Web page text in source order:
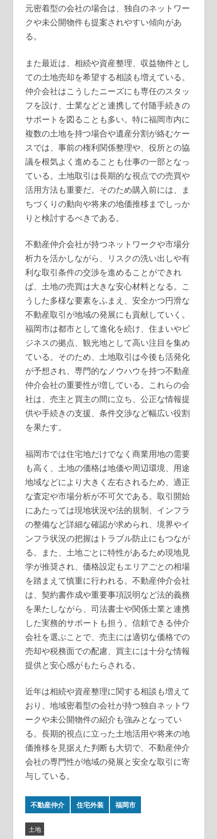
元密着型の会社の場合は、独自のネットワー
クや未公開物件も提案されやすい傾向があ
る。
また最近は、相続や資産整理、収益物件とし
ての土地売却を希望する相談も増えている。
仲介会社はこうしたニーズにも専任のスタッ
フを設け、士業などと連携して付随手続きの
サポートを図ることも多い。特に福岡市内に
複数の土地を持つ場合や遺産分割が絡むケー
スでは、事前の権利関係整理や、役所との協
議を根気よく進めることも仕事の一部となっ
ている。土地取引は長期的な視点での売買や
活用方法も重要だ。そのため購入前には、ま
ちづくりの動向や将来の地価推移までしっか
りと検討するべきである。
不動産仲介会社が持つネットワークや市場分
析力を活かしながら、リスクの洗い出しや有
利な取引条件の交渉を進めることができれ
ば、土地の売買は大きな安心材料となる。こ
うした多様な要素をふまえ、安全かつ円滑な
不動産取引が地域の発展にも貢献していく。
福岡市は都市として進化を続け、住まいやビ
ジネスの拠点、観光地として高い注目を集め
ている。そのため、土地取引は今後も活発化
が予想され、専門的なノウハウを持つ不動産
仲介会社の重要性が増している。これらの会
社は、売主と買主の間に立ち、公正な情報提
供や手続きの支援、条件交渉など幅広い役割
を果たす。
福岡市では住宅地だけでなく商業用地の需要
も高く、土地の価格は地価や周辺環境、用途
地域などにより大きく左右されるため、適正
な査定や市場分析が不可欠である。取引開始
にあたっては現地状況や法的規制、インフラ
の整備など詳細な確認が求められ、境界やイ
ンフラ状況の把握はトラブル防止にもつなが
る。また、土地ごとに特性があるため現地見
学が推奨され、価格設定もエリアごとの相場
を踏まえて慎重に行われる。不動産仲介会社
は、契約書作成や重要事項説明など法的義務
を果たしながら、司法書士や関係士業と連携
した実務的サポートも担う。信頼できる仲介
会社を選ぶことで、売主には適切な価格での
売却や税務面での配慮、買主には十分な情報
提供と安心感がもたらされる。
近年は相続や資産整理に関する相談も増えて
おり、地域密着型の会社が持つ独自ネットワ
ークや未公開物件の紹介も強みとなってい
る。長期的視点に立った土地活用や将来の地
価推移を見据えた判断も大切で、不動産仲介
会社の専門性が地域の発展と安全な取引に寄
与している。
不動産仲介 住宅外装 福岡市
土地